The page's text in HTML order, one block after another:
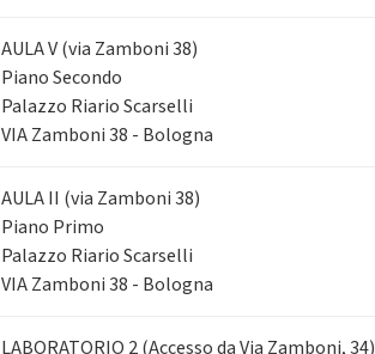
AULA V (via Zamboni 38)
Piano Secondo
Palazzo Riario Scarselli
VIA Zamboni 38 - Bologna
AULA II (via Zamboni 38)
Piano Primo
Palazzo Riario Scarselli
VIA Zamboni 38 - Bologna
LABORATORIO 2 (Accesso da Via Zamboni, 34)